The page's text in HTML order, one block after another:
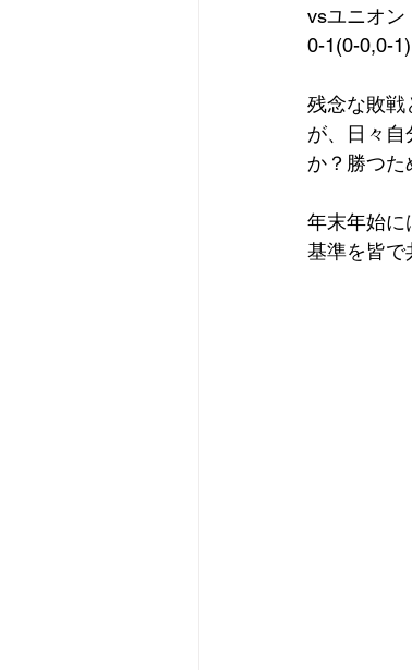
vsユニオン
0-1(0-0,0-1)
残念な敗戦
が、日々
か？勝つた
年末年始に
基準を皆で